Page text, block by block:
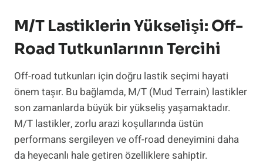
M/T Lastiklerin Yükselişi: Off-
Road Tutkunlarının Tercihi
Off-road tutkunları için doğru lastik seçimi hayati
önem taşır. Bu bağlamda, M/T (Mud Terrain) lastikler
son zamanlarda büyük bir yükseliş yaşamaktadır.
M/T lastikler, zorlu arazi koşullarında üstün
performans sergileyen ve off-road deneyimini daha
da heyecanlı hale getiren özelliklere sahiptir.